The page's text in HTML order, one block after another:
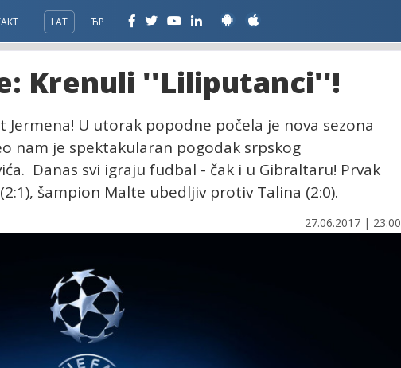
LAT ЋР
Krenuli ''Liliputanci''!
Jermena! U utorak popodne počela je nova sezona
nam je spektakularan pogodak srpskog
Danas svi igraju fudbal - čak i u Gibraltaru! Prvak
šampion Malte ubedljiv protiv Talina (2:0).
27.06.2017 | 23:00